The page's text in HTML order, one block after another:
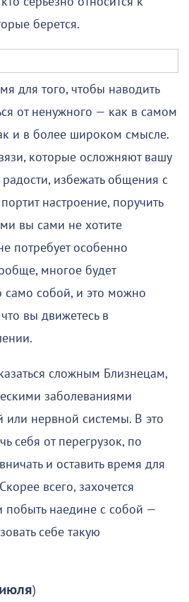
берется.
для того, чтобы наводить
от ненужного — как в самом
и в более широком смысле.
которые осложняют вашу
избежать общения с
настроение, поручить
вы сами не хотите
потребует особенно
многое будет
само собой, и это можно
вы движетесь в
сложным Близнецам,
заболеваниями
или нервной системы. В это
себя от перегрузок, по
и оставить время для
всего, захочется
побыть наедине с собой —
себе такую
)